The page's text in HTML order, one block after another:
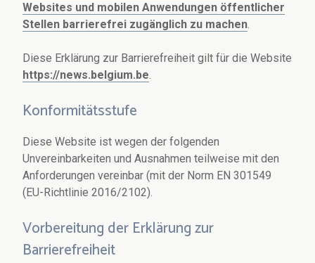
Websites und mobilen Anwendungen öffentlicher
Stellen barrierefrei zugänglich zu machen.
Diese Erklärung zur Barrierefreiheit gilt für die Website
https://news.belgium.be.
Konformitätsstufe
Diese Website ist wegen der folgenden
Unvereinbarkeiten und Ausnahmen teilweise mit den
Anforderungen vereinbar (mit der Norm EN 301549
(EU-Richtlinie 2016/2102).
Vorbereitung der Erklärung zur
Barrierefreiheit